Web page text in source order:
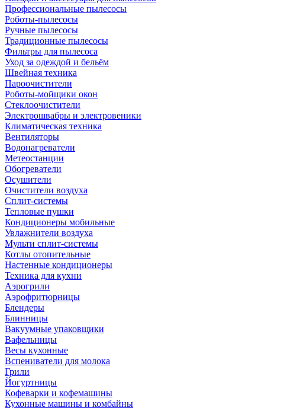
Профессиональные пылесосы
Роботы-пылесосы
Ручные пылесосы
Традиционные пылесосы
Фильтры для пылесоса
Уход за одеждой и бельём
Швейная техника
Пароочистители
Роботы-мойщики окон
Стеклоочистители
Электрошвабры и электровеники
Климатическая техника
Вентиляторы
Водонагреватели
Метеостанции
Обогреватели
Осушители
Очистители воздуха
Сплит-системы
Тепловые пушки
Кондиционеры мобильные
Увлажнители воздуха
Мульти сплит-системы
Котлы отопительные
Настенные кондиционеры
Техника для кухни
Аэрогрили
Аэрофритюрницы
Блендеры
Блинницы
Вакуумные упаковщики
Вафельницы
Весы кухонные
Вспениватели для молока
Грили
Йогуртницы
Кофеварки и кофемашины
Кухонные машины и комбайны